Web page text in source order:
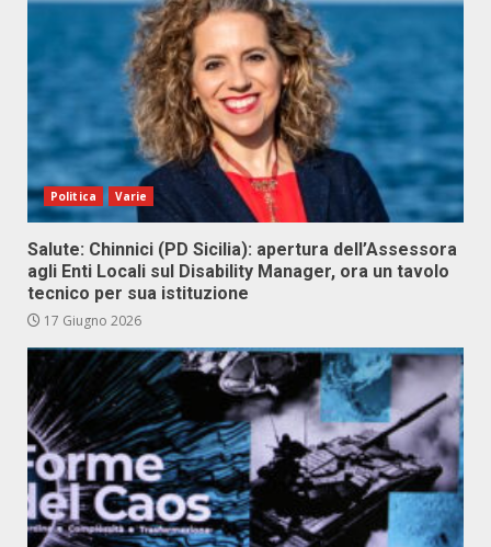
Politica Varie
Salute: Chinnici (PD Sicilia): apertura dell’Assessora
agli Enti Locali sul Disability Manager, ora un tavolo
tecnico per sua istituzione
17 Giugno 2026